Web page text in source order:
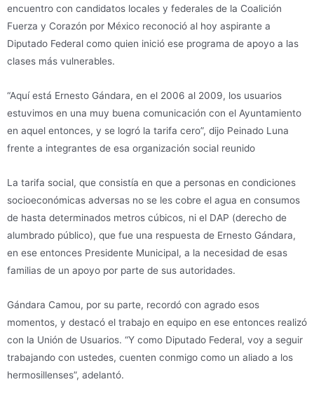
encuentro con candidatos locales y federales de la Coalición
Fuerza y Corazón por México reconoció al hoy aspirante a
Diputado Federal como quien inició ese programa de apoyo a las
clases más vulnerables.
“Aquí está Ernesto Gándara, en el 2006 al 2009, los usuarios
estuvimos en una muy buena comunicación con el Ayuntamiento
en aquel entonces, y se logró la tarifa cero”, dijo Peinado Luna
frente a integrantes de esa organización social reunido
La tarifa social, que consistía en que a personas en condiciones
socioeconómicas adversas no se les cobre el agua en consumos
de hasta determinados metros cúbicos, ni el DAP (derecho de
alumbrado público), que fue una respuesta de Ernesto Gándara,
en ese entonces Presidente Municipal, a la necesidad de esas
familias de un apoyo por parte de sus autoridades.
Gándara Camou, por su parte, recordó con agrado esos
momentos, y destacó el trabajo en equipo en ese entonces realizó
con la Unión de Usuarios. “Y como Diputado Federal, voy a seguir
trabajando con ustedes, cuenten conmigo como un aliado a los
hermosillenses”, adelantó.